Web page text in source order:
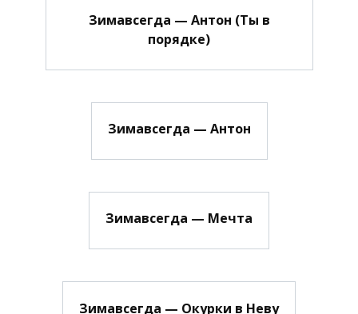
Зимавсегда — Антон (Ты в
порядке)
Зимавсегда — Антон
Зимавсегда — Мечта
Зимавсегда — Окурки в Неву